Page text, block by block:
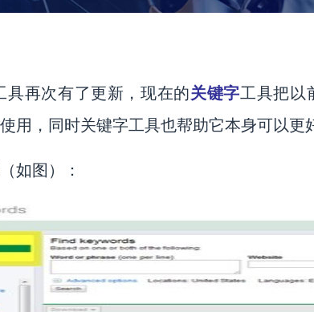
品牌公
具再次有了更新，现在的关键字工具把以
用，同时关键字工具也帮助它本身可以更
如图）：